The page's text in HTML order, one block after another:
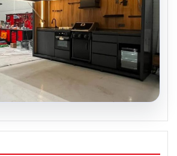
ve Prestijli Yaşam